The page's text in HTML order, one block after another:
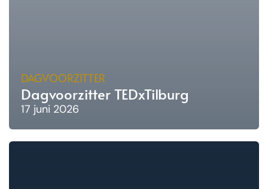
DAGVOORZITTER
Dagvoorzitter TEDxTilburg
17 juni 2026